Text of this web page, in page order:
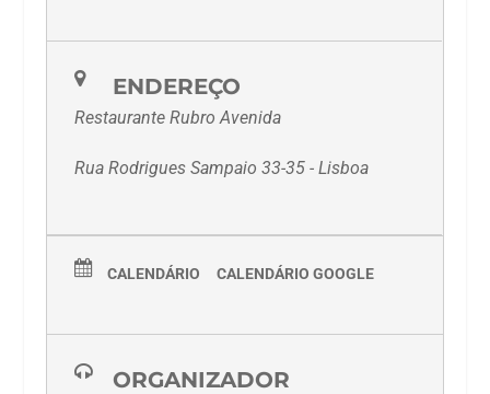
ENDEREÇO
Restaurante Rubro Avenida
Rua Rodrigues Sampaio 33-35 - Lisboa
CALENDÁRIO CALENDÁRIO GOOGLE
ORGANIZADOR